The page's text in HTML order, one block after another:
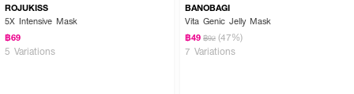
ROJUKISS
5X Intensive Mask
฿69
5 Variations
BANOBAGI
Vita Genic Jelly Mask
฿49 ฿92 (47%)
7 Variations